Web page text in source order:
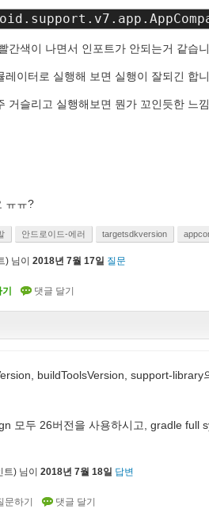
간색이 나면서 인포트가 안되는거 같습니
이터로 실행해 보면 실행이 잘되긴 합니
거슬리고 실행해보면 뭔가 꼬인듯한 느
ㅠㅠ?
안드로이드-에러 targetsdkversion
) 님이 2018년 7월 17일 질문
buildToolsVersion, support-
모두 26버전을 사용하시고, gradle full
트) 님이 2018년 7월 18일 답변